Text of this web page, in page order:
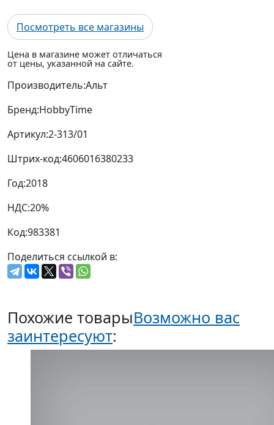
Посмотреть все магазины
Цена в магазине может отличаться
от цены, указанной на сайте.
Производитель:Альт
Бренд:HobbyTime
Артикул:2-313/01
Штрих-код:4606016380233
Год:2018
НДС:20%
Код:983381
Поделиться ссылкой в:
Похожие товарыВозможно вас
заинтересуют: